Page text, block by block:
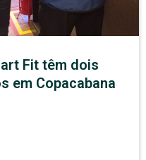
Fit têm dois
em Copacabana